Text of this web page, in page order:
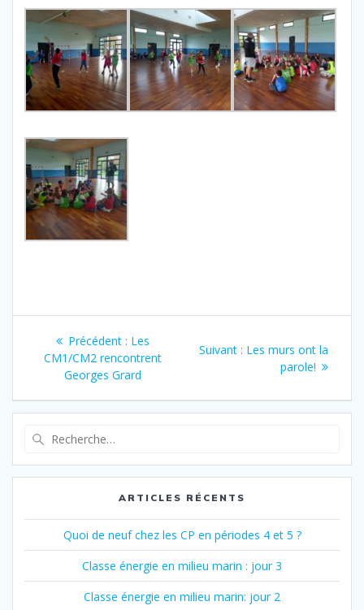
Navigation
de
l’article
Précédent : Article
précédent
:
Les
CM1/CM2 rencontrent
Georges Grard
Suivant : Article
suivant
Les murs ont la
parole!
:
ARTICLES RÉCENTS
Quoi de neuf chez les CP en périodes 4 et 5 ?
Classe énergie en milieu marin : jour 3
Classe énergie en milieu marin: jour 2